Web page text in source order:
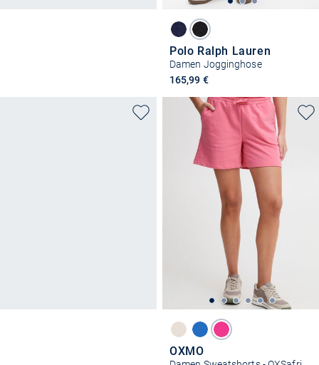
Polo Ralph Lauren
Damen Jogginghose
165,99 €
OXMO